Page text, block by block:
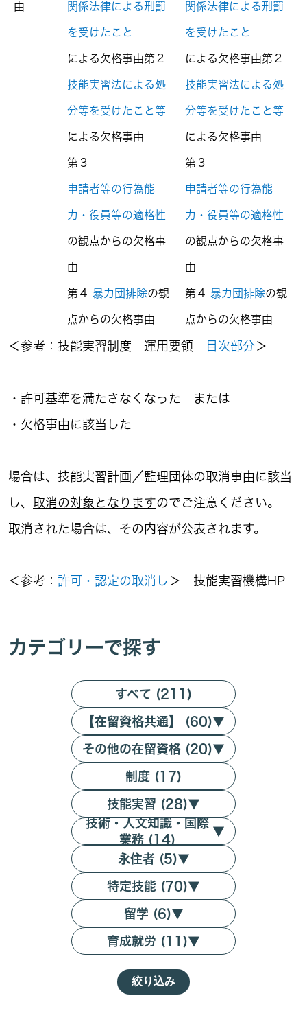
由 関係法律による刑罰
を受けたこと
による欠格事由第２
技能実習法による処
分等を受けたこと等
による欠格事由
第３
申請者等の行為能
力・役員等の適格性
の観点からの欠格事
由
第４暴力団排除の観
点からの欠格事由
関係法律による刑罰
を受けたこと
による欠格事由第２
技能実習法による処
分等を受けたこと等
による欠格事由
第３
申請者等の行為能
力・役員等の適格性
の観点からの欠格事
由
第４暴力団排除の観
点からの欠格事由
＜参考：技能実習制度 運用要領 目次部分＞
・許可基準を満たさなくなった または
・欠格事由に該当した
場合は、技能実習計画／監理団体の取消事由に該当
し、 取消の対象となりますのでご注意ください。
取消された場合は、その内容が公表されます。
＜参考： 許可・認定の取消し ＞ 技能実習機構HP
カテゴリーで探す
すべて (211)
【在留資格共通】 (60)▼
その他の在留資格 (20)▼
制度 (17)
技能実習 (28)▼
技術・人文知識・国際
業務 (14)
▼
永住者 (5)▼
特定技能 (70)▼
留学 (6)▼
育成就労 (11)▼
絞り込み